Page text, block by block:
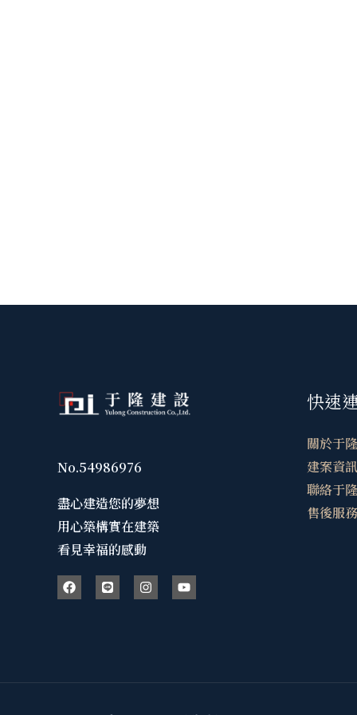
No.54986976
盡心建造您的夢想
用心築構實在建築
看見幸福的感動
快速
關於于隆
建案資訊
聯絡于隆
售後服務